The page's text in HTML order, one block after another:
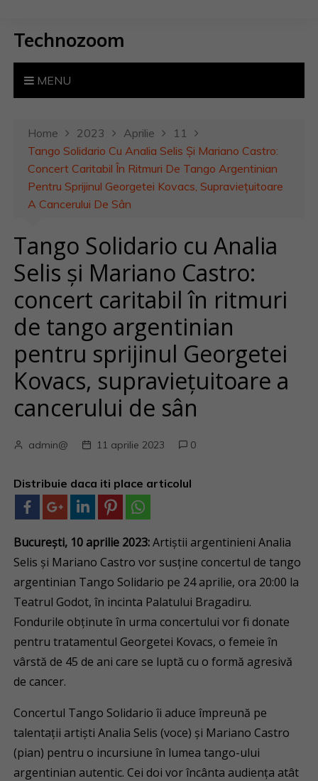
Technozoom
MENU
Home 2023 Aprilie
11
Tango Solidario Cu Analia Selis Și Mariano Castro:
Concert Caritabil În Ritmuri De Tango Argentinian
Pentru Sprijinul Georgetei Kovacs, Supraviețuitoare
A Cancerului De Sân
Tango Solidario cu Analia
Selis și Mariano Castro:
concert caritabil în ritmuri
de tango argentinian
pentru sprijinul Georgetei
Kovacs, supraviețuitoare a
cancerului de sân
admin@ 11 aprilie 2023 0
Distribuie daca iti place articolul
București, 10 aprilie 2023:Artiștii argentinieni Analia
Selis și Mariano Castro vor susține concertul de tango
argentinian Tango Solidario pe 24 aprilie, ora 20:00 la
Teatrul Godot, în incinta Palatului Bragadiru.
Fondurile obținute în urma concertului vor fi donate
pentru tratamentul Georgetei Kovacs, o femeie în
vârstă de 45 de ani care se luptă cu o formă agresivă
de cancer.
Concertul Tango Solidario îi aduce împreună pe
talentații artiști Analia Selis (voce) și Mariano Castro
(pian) pentru o incursiune în lumea tango-ului
argentinian autentic. Cei doi vor încânta audiența atât